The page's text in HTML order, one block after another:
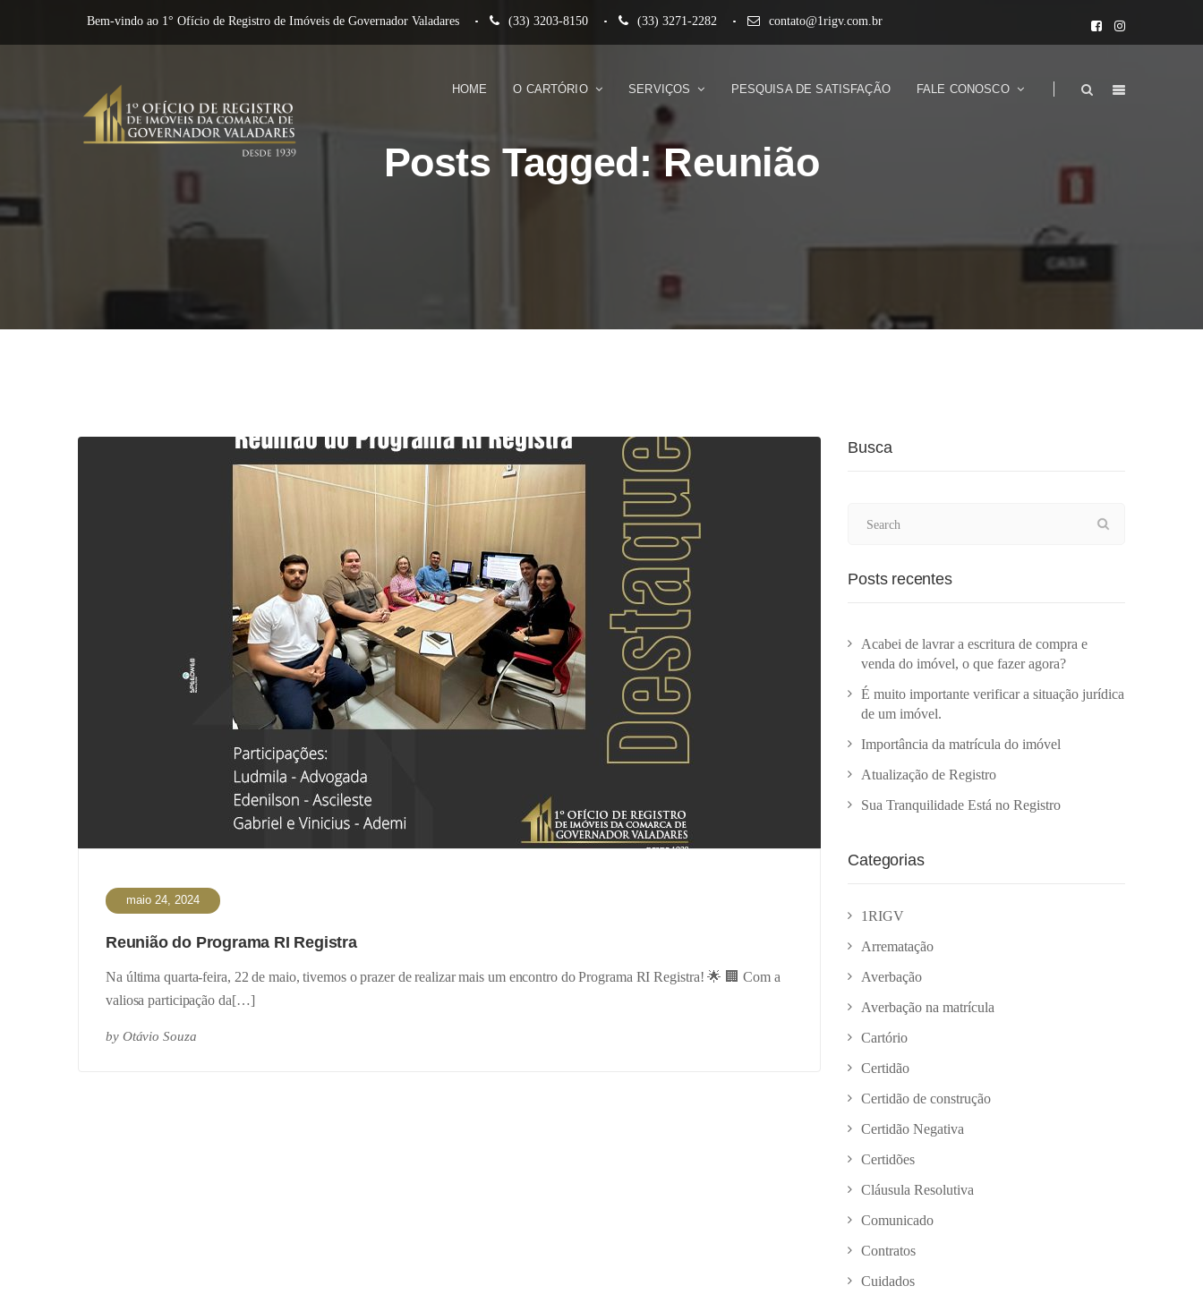
Bem-vindo ao 1° Ofício de Registro de Imóveis de Governador Valadares (33) 3203-8150 (33) 3271-2282 contato@1rigv.com.br
HOME O CARTÓRIO SERVIÇOS PESQUISA DE SATISFAÇÃO FALE CONOSCO
Posts Tagged: Reunião
maio 24, 2024
Reunião do Programa RI Registra
Na última quarta-feira, 22 de maio, tivemos o prazer de realizar mais um encontro do Programa RI Registra! 🌟 🏢 Com a
valiosa participação da[…]
by Otávio Souza
Busca
Posts recentes
Acabei de lavrar a escritura de compra e
venda do imóvel, o que fazer agora?
É muito importante verificar a situação jurídica
de um imóvel.
Importância da matrícula do imóvel
Atualização de Registro
Sua Tranquilidade Está no Registro
Categorias
1RIGV
Arrematação
Averbação
Averbação na matrícula
Cartório
Certidão
Certidão de construção
Certidão Negativa
Certidões
Cláusula Resolutiva
Comunicado
Contratos
Cuidados